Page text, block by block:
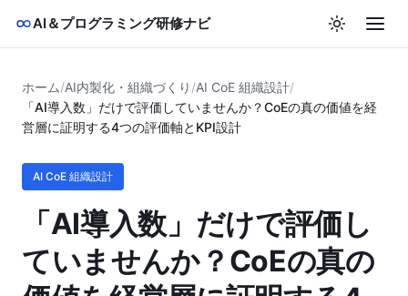
AI＆プログラミング研修ナビ
ホーム/AI内製化・組織づくり /AI CoE 組織設計/
「AI導入数」だけで評価していませんか？CoEの真の価値を経
営層に証明する4つの評価軸とKPI設計
AI CoE 組織設計
「AI導入数」だけで評価し
ていませんか？CoEの真の